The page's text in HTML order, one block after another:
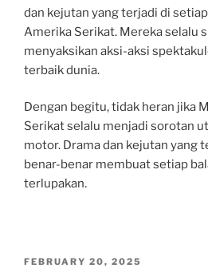
dan kejutan yang terjadi di
Amerika Serikat. Mereka selalu
menyaksikan aksi-aksi
terbaik dunia.
Dengan begitu, tidak heran jika
Serikat selalu menjadi sorotan
motor. Drama dan kejutan yang
benar-benar membuat setiap
terlupakan.
POSTED
FEBRUARY 20, 2025